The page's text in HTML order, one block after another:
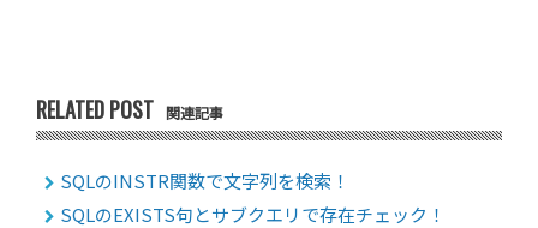
RELATED POST 関連記事
SQLのINSTR関数で文字列を検索！
SQLのEXISTS句とサブクエリで存在チェック！